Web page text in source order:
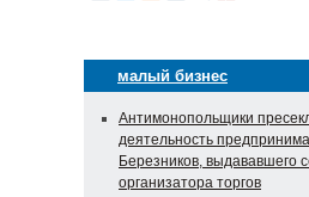
малый бизнес
Антимонопольщики
деятельность
Березников, выдававшего
организатора торгов